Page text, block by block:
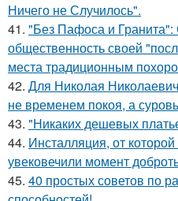
Ничего не Случилось".
41. "Без Пафоса и
общественность своей
места традиционным
42. Для Николая
не временем покоя, а
43. "Никаких дешевых
44. Инсталляция, от
увековечили момент
45. 40 простых советов по